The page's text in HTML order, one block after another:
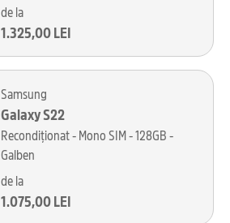
de la
1.325,00 LEI
Samsung
Galaxy S22
Recondiționat - Mono SIM - 128GB -
Galben
de la
1.075,00 LEI